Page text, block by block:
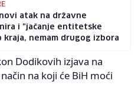
atak na državne
i "jačanje entitetske
kraja, nemam drugog izbora
Dodikovih izjava na
na koji će BiH moći